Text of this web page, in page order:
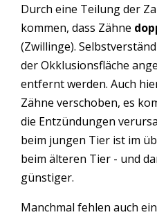
Durch eine Teilung der
kommen, dass Zähne
(Zwillinge).
der Okklusionsfläche
entfernt werden. Auch
Zähne verschoben, es
die Entzündungen
beim jungen Tier ist im
beim älteren Tier - und
günstiger.
Manchmal fehlen auch